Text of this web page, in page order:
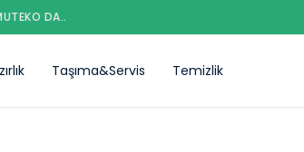
DA..
Taşıma&Servis Temizlik